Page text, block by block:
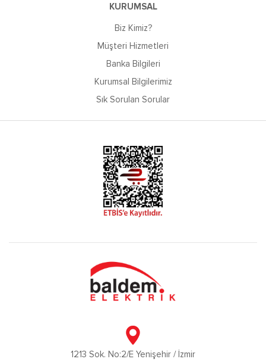
KURUMSAL
Biz Kimiz?
Müşteri Hizmetleri
Banka Bilgileri
Kurumsal Bilgilerimiz
Sık Sorulan Sorular
1213 Sok. No:2/E Yenişehir / İzmir